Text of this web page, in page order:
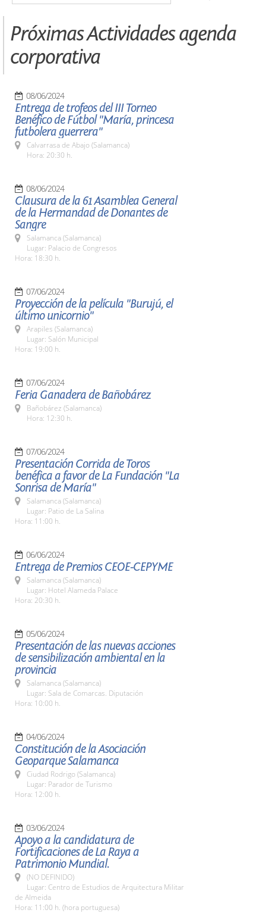
Próximas Actividades agenda
corporativa
08/06/2024
Entrega de trofeos del III Torneo
Benéfico de Fútbol "María, princesa
futbolera guerrera"
Calvarrasa de Abajo (Salamanca)
Hora: 20:30 h.
08/06/2024
Clausura de la 61 Asamblea General
de la Hermandad de Donantes de
Sangre
Salamanca (Salamanca)
Lugar: Palacio de Congresos
Hora: 18:30 h.
07/06/2024
Proyección de la película "Burujú, el
último unicornio"
Arapiles (Salamanca)
Lugar: Salón Municipal
Hora: 19:00 h.
07/06/2024
Feria Ganadera de Bañobárez
Bañobárez (Salamanca)
Hora: 12:30 h.
07/06/2024
Presentación Corrida de Toros
benéfica a favor de La Fundación "La
Sonrisa de María"
Salamanca (Salamanca)
Lugar: Patio de La Salina
Hora: 11:00 h.
06/06/2024
Entrega de Premios CEOE-CEPYME
Salamanca (Salamanca)
Lugar: Hotel Alameda Palace
Hora: 20:30 h.
05/06/2024
Presentación de las nuevas acciones
de sensibilización ambiental en la
provincia
Salamanca (Salamanca)
Lugar: Sala de Comarcas. Diputación
Hora: 10:00 h.
04/06/2024
Constitución de la Asociación
Geoparque Salamanca
Ciudad Rodrigo (Salamanca)
Lugar: Parador de Turismo
Hora: 12:00 h.
03/06/2024
Apoyo a la candidatura de
Fortificaciones de La Raya a
Patrimonio Mundial.
(NO DEFINIDO)
Lugar: Centro de Estudios de Arquitectura Militar
de Almeida
Hora: 11:00 h. (hora portuguesa)